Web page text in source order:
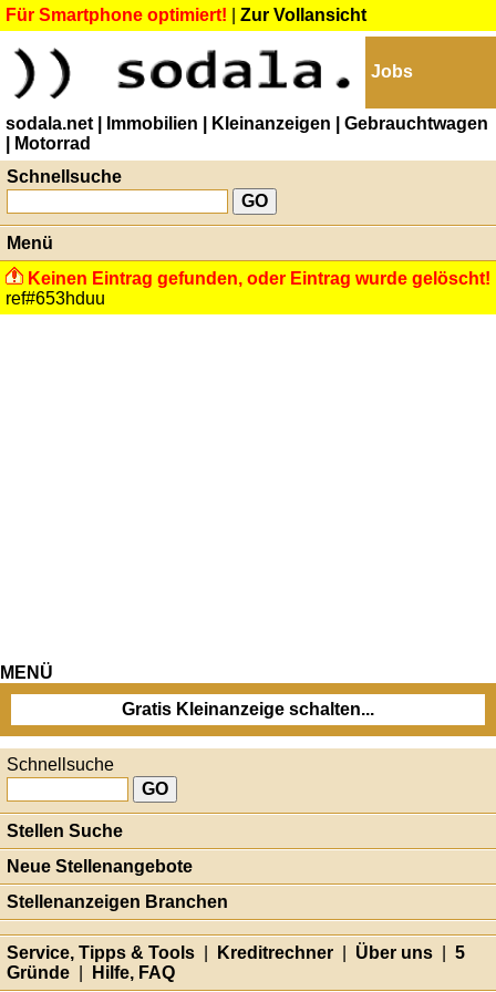
Für Smartphone optimiert! Zur Vollansicht
Jobs
sodala.net | Immobilien | Kleinanzeigen
| Gebrauchtwagen
| Motorrad
Schnellsuche
Menü
Keinen Eintrag gefunden, oder Eintrag wurde gelöscht!
ref#653hduu
MENÜ
Gratis Kleinanzeige schalten...
Schnellsuche
Stellen Suche
Neue Stellenangebote
Stellenanzeigen Branchen
Service, Tipps & Tools Kreditrechner Über uns
5
Gründe
Hilfe, FAQ